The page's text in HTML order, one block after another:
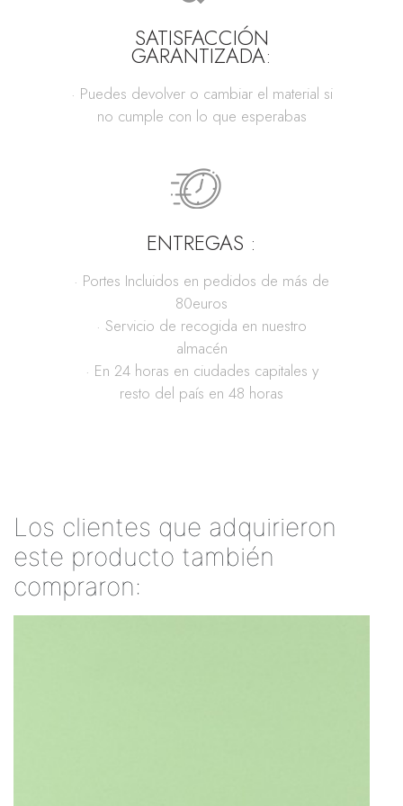
SATISFACCIÓN
GARANTIZADA:
· Puedes devolver o cambiar el material si
no cumple con lo que esperabas
ENTREGAS :
· Portes Incluidos en pedidos de más de
80euros
· Servicio de recogida en nuestro
almacén
· En 24 horas en ciudades capitales y
resto del país en 48 horas
Los clientes que adquirieron
este producto también
compraron: